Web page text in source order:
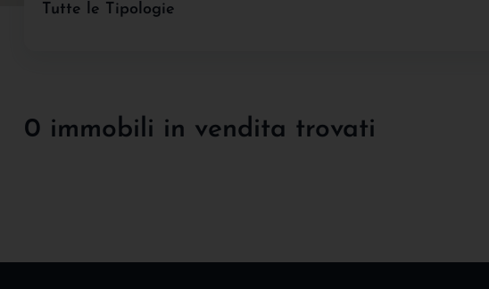
Tutte le Tipologie
0 immobili in vendita trovati